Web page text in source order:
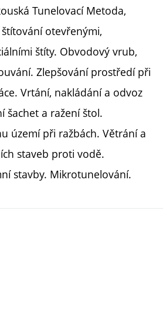
Tunelovací Metoda,
otevřenými,
štíty. Obvodový vrub,
Zlepšování prostředí při
Vrtání, nakládání a odvoz
šachet a ražení štol.
území při ražbách. Větrání a
staveb proti vodě.
stavby. Mikrotunelování.